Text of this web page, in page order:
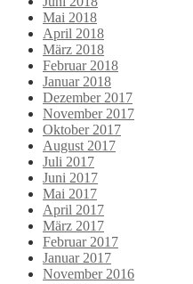
Mai 2018
April 2018
März 2018
Februar 2018
Januar 2018
Dezember 2017
November 2017
Oktober 2017
August 2017
Juli 2017
Juni 2017
Mai 2017
April 2017
März 2017
Februar 2017
Januar 2017
November 2016